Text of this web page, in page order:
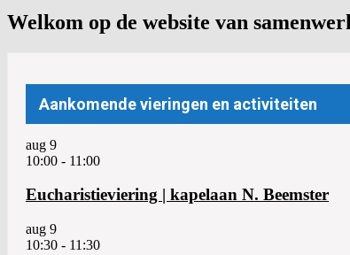
Welkom op de website van
Aankomende vieringen en activiteiten
aug 9
10:00 - 11:00
Eucharistieviering | kapelaan N. Beemster
aug 9
10:30 - 11:30